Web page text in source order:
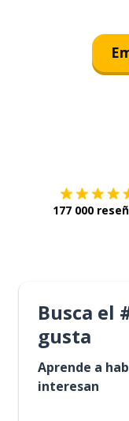
177 000
Busca el
gusta
Aprende a
interesan